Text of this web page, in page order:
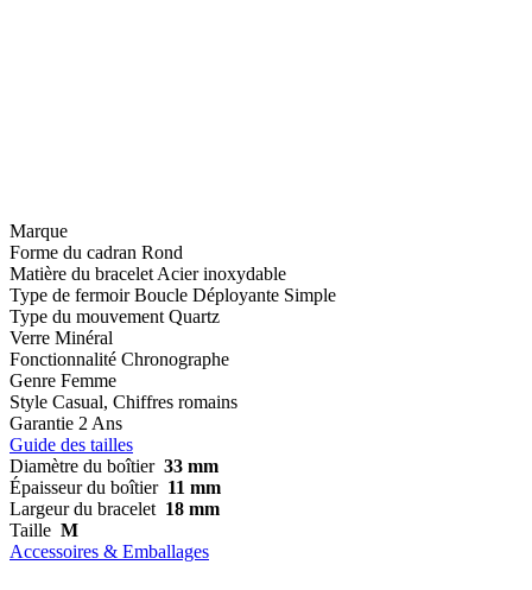
Marque
Forme du cadran Rond
Matière du bracelet Acier inoxydable
Type de fermoir Boucle Déployante Simple
Type du mouvement Quartz
Verre Minéral
Fonctionnalité Chronographe
Genre Femme
Style Casual, Chiffres romains
Garantie 2 Ans
Guide des tailles
Diamètre du boîtier 33 mm
Épaisseur du boîtier 11 mm
Largeur du bracelet 18 mm
Taille M
Accessoires & Emballages